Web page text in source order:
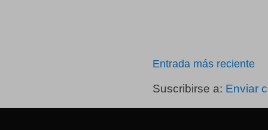
Entrada más reciente
Suscribirse a: Enviar